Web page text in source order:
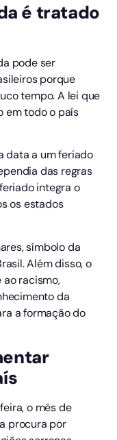
é tratado
pode ser
porque
tempo. A lei que
em todo o país
data a um feriado
das regras
integra o
os estados
símbolo da
Além disso, o
racismo,
da
a formação do
o mês de
procura por